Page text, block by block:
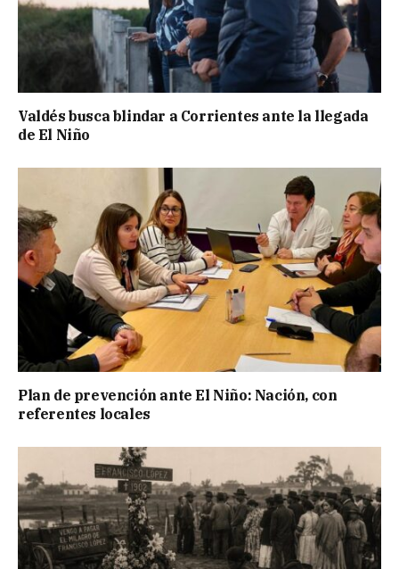
Valdés busca blindar a Corrientes ante la llegada
de El Niño
Plan de prevención ante El Niño: Nación, con
referentes locales